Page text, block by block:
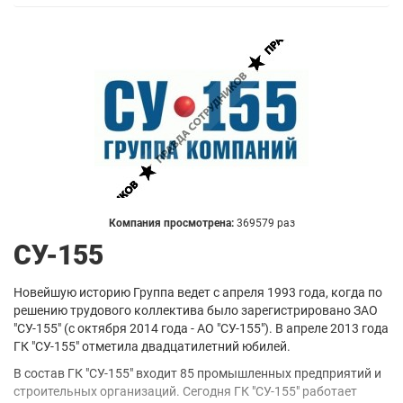
Компания просмотрена: 369579 раз
СУ-155
Новейшую историю Группа ведет с апреля 1993 года, когда по
решению трудового коллектива было зарегистрировано ЗАО
"СУ-155" (с октября 2014 года - АО "СУ-155"). В апреле 2013 года
ГК "СУ-155" отметила двадцатилетний юбилей.
В состав ГК "СУ-155" входит 85 промышленных предприятий и
строительных организаций. Сегодня ГК "СУ-155" работает